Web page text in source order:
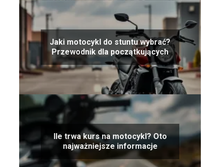
Jaki motocykl do stuntu wybrać?
Przewodnik dla początkujących
Ile trwa kurs na motocykl? Oto
najważniejsze informacje